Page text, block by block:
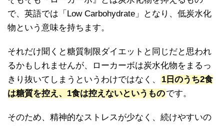
で、英語では「Low Carbohydrate」となり、低炭水化
物という意味を持ちます。
それだけ聞くと糖質制限ダイエットと同じだと思われ
るかもしれませんが、ローカーボは炭水化物をまるっ
きり抜いてしまうというわけではなく、
1日のうち2食
は糖質を控え、1食は控えないというものです。
そのため、精神的なストレスが少なく、続けやすいの